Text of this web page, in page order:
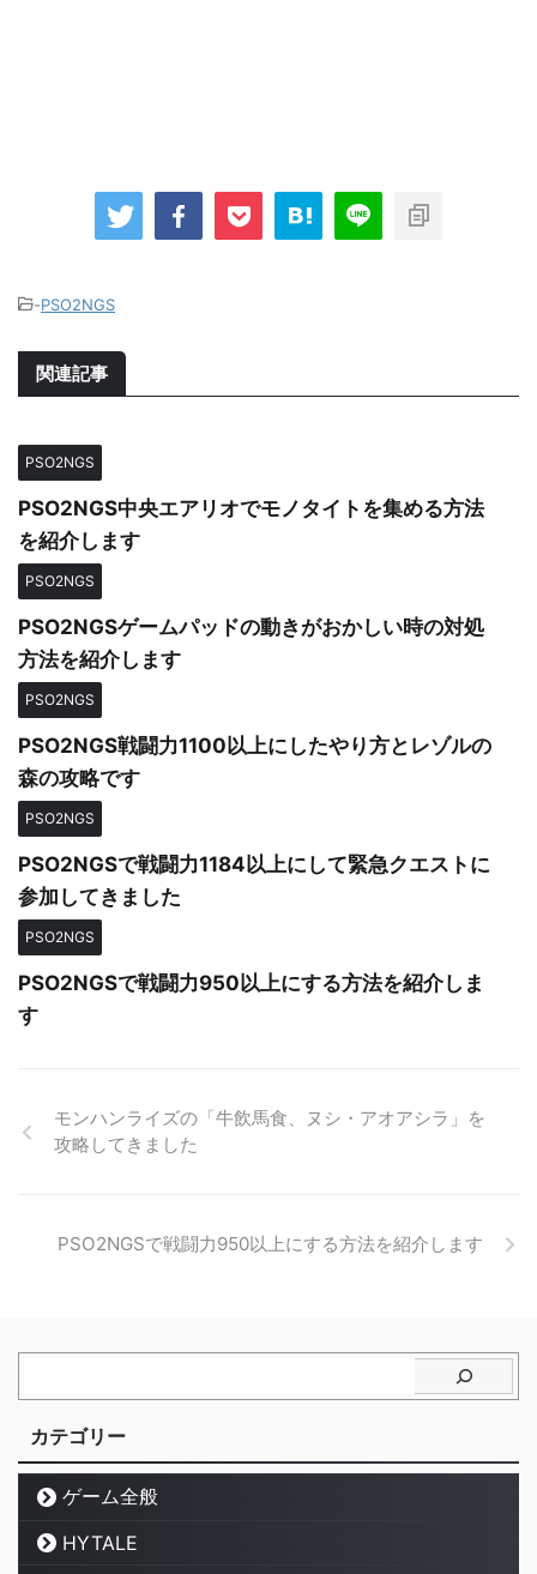
-PSO2NGS
関連記事
PSO2NGS
PSO2NGS中央エアリオでモノタイトを集める方法
を紹介します
PSO2NGS
PSO2NGSゲームパッドの動きがおかしい時の対処
方法を紹介します
PSO2NGS
PSO2NGS戦闘力1100以上にしたやり方とレゾルの
森の攻略です
PSO2NGS
PSO2NGSで戦闘力1184以上にして緊急クエストに
参加してきました
PSO2NGS
PSO2NGSで戦闘力950以上にする方法を紹介しま
す
モンハンライズの「牛飲馬食、ヌシ・アオアシラ」を
攻略してきました
PSO2NGSで戦闘力950以上にする方法を紹介します
カテゴリー
ゲーム全般
HYTALE